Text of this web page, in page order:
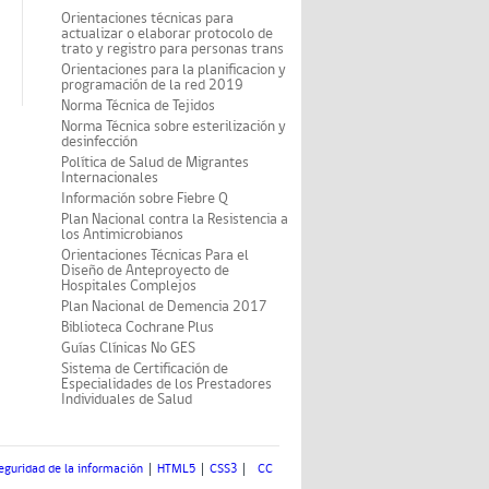
Orientaciones técnicas para
actualizar o elaborar protocolo de
trato y registro para personas trans
Orientaciones para la planificacion y
programación de la red 2019
Norma Técnica de Tejidos
Norma Técnica sobre esterilización y
desinfección
Política de Salud de Migrantes
Internacionales
Información sobre Fiebre Q
Plan Nacional contra la Resistencia a
los Antimicrobianos
Orientaciones Técnicas Para el
Diseño de Anteproyecto de
Hospitales Complejos
Plan Nacional de Demencia 2017
Biblioteca Cochrane Plus
Guías Clínicas No GES
Sistema de Certificación de
Especialidades de los Prestadores
Individuales de Salud
de la información HTML5 CSS3 CC